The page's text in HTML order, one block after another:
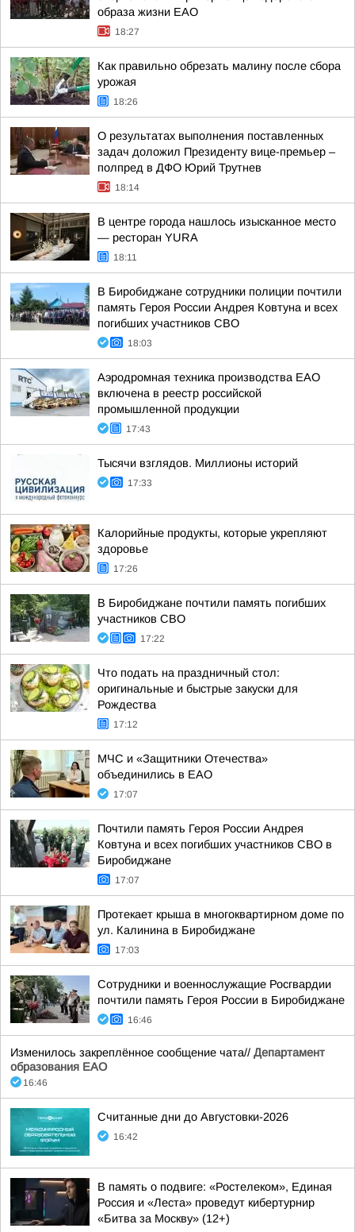
образа жизни ЕАО
18:27
Как правильно обрезать малину после сбора
урожая
18:26
О результатах выполнения поставленных
задач доложил Президенту вице-премьер –
полпред в ДФО Юрий Трутнев
18:14
В центре города нашлось изысканное место
— ресторан YURA
18:11
В Биробиджане сотрудники полиции почтили
память Героя России Андрея Ковтуна и всех
погибших участников СВО
18:03
Аэродромная техника производства ЕАО
включена в реестр российской
промышленной продукции
17:43
Тысячи взглядов. Миллионы историй
17:33
Калорийные продукты, которые укрепляют
здоровье
17:26
В Биробиджане почтили память погибших
участников СВО
17:22
Что подать на праздничный стол:
оригинальные и быстрые закуски для
Рождества
17:12
МЧС и «Защитники Отечества»
объединились в ЕАО
17:07
Почтили память Героя России Андрея
Ковтуна и всех погибших участников СВО в
Биробиджане
17:07
Протекает крыша в многоквартирном доме по
ул. Калинина в Биробиджане
17:03
Сотрудники и военнослужащие Росгвардии
почтили память Героя России в Биробиджане
16:46
Изменилось закреплённое сообщение чата// Департамент
образования ЕАО
16:46
Считанные дни до Августовки-2026
16:42
В память о подвиге: «Ростелеком», Единая
Россия и «Леста» проведут кибертурнир
«Битва за Москву» (12+)